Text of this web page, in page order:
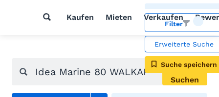
Kaufen Mieten Verkaufen
Filter
Erweiterte Suche
Suche speichern
Suchen